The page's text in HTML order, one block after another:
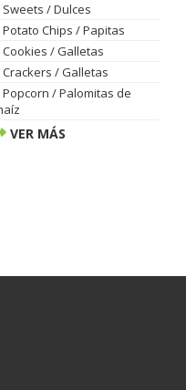
Sweets / Dulces
Potato Chips / Papitas
Cookies / Galletas
Crackers / Galletas
Popcorn / Palomitas de
VER MÁS